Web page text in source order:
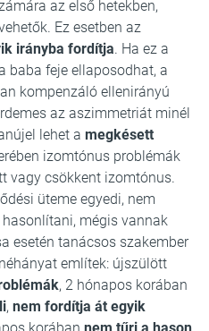
az első hetekben,
Ez esetben az
irányba fordítja. Ha ez a
baba feje ellaposodhat, a
kompenzáló ellenirányú
az aszimmetriát minél
lehet a megkésett
izomtónus problémák
vagy csökkent izomtónus.
üteme egyedi, nem
mégis vannak
esetén tanácsos szakember
említek: újszülött
, 2 hónapos korában
, nem fordítja át egyik